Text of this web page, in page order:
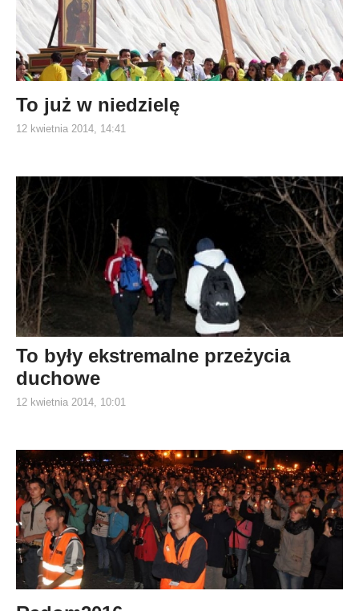
To już w niedzielę
12 kwietnia 2014, 14:41
To były ekstremalne przeżycia
duchowe
12 kwietnia 2014, 10:01